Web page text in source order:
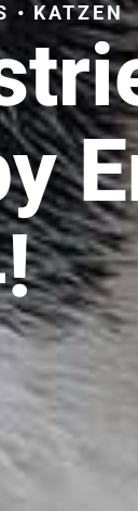
• KATZEN